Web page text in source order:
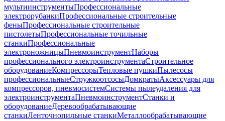
мультиинструментыПрофессиональные
электрорубанкиПрофессиональные строительные
феныПрофессиональные строительные
пистолетыПрофессиональные точильные
станкиПрофессиональные
электроножницыПневмоинструментНаборы
профессионального электроинструментаСтроительное
оборудованиеКомпрессорыТепловые пушкиПылесосы
профессиональныеСтружкоотсосыДомкратыАксессуары для
компрессоров, пневмосистемСистемы пылеудаления для
электроинструментаПневмоинструментСтанки и
оборудованиеДеревообрабатывающие
станкиЛенточнопильные станкиМеталлообрабатывающие